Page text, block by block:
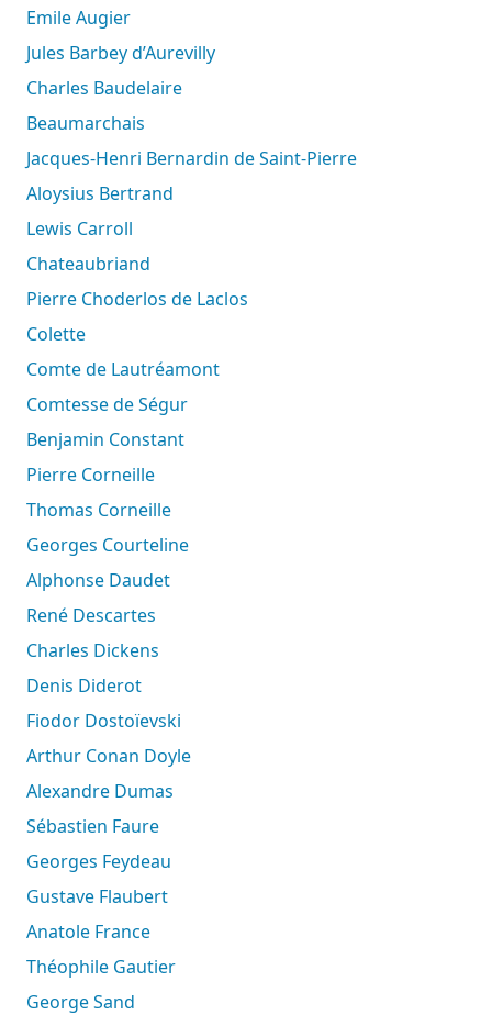
Emile Augier
Jules Barbey d’Aurevilly
Charles Baudelaire
Beaumarchais
Jacques-Henri Bernardin de Saint-Pierre
Aloysius Bertrand
Lewis Carroll
Chateaubriand
Pierre Choderlos de Laclos
Colette
Comte de Lautréamont
Comtesse de Ségur
Benjamin Constant
Pierre Corneille
Thomas Corneille
Georges Courteline
Alphonse Daudet
René Descartes
Charles Dickens
Denis Diderot
Fiodor Dostoïevski
Arthur Conan Doyle
Alexandre Dumas
Sébastien Faure
Georges Feydeau
Gustave Flaubert
Anatole France
Théophile Gautier
George Sand